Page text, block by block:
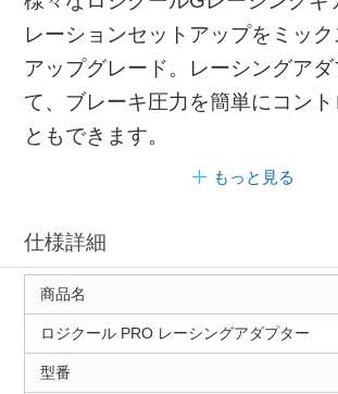
レーションセットアップをミック
アップグレード。レーシングア
て、ブレーキ圧力を簡単にコント
ともできます。
もっと見る
仕様詳細
商品名
ロジクール PRO レーシングアダプター
型番